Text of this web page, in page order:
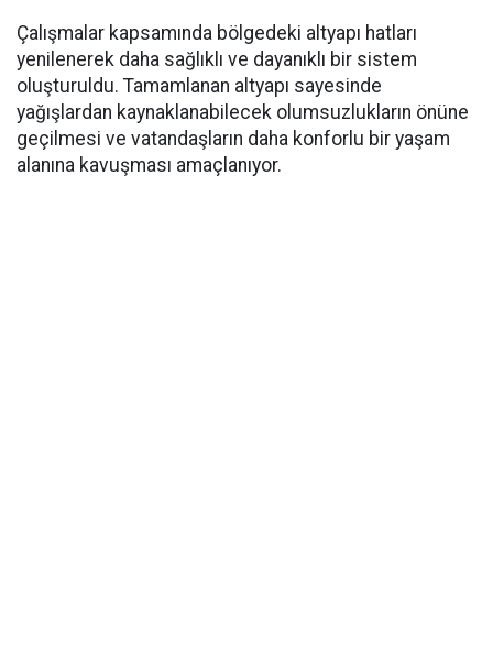
Çalışmalar kapsamında bölgedeki altyapı hatları
yenilenerek daha sağlıklı ve dayanıklı bir sistem
oluşturuldu. Tamamlanan altyapı sayesinde
yağışlardan kaynaklanabilecek olumsuzlukların önüne
geçilmesi ve vatandaşların daha konforlu bir yaşam
alanına kavuşması amaçlanıyor.